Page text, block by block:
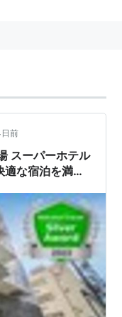
前
スーパーホテル
適な宿泊を満